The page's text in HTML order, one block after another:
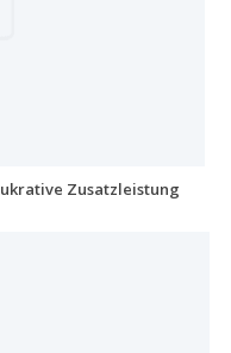
Zusatzleistung